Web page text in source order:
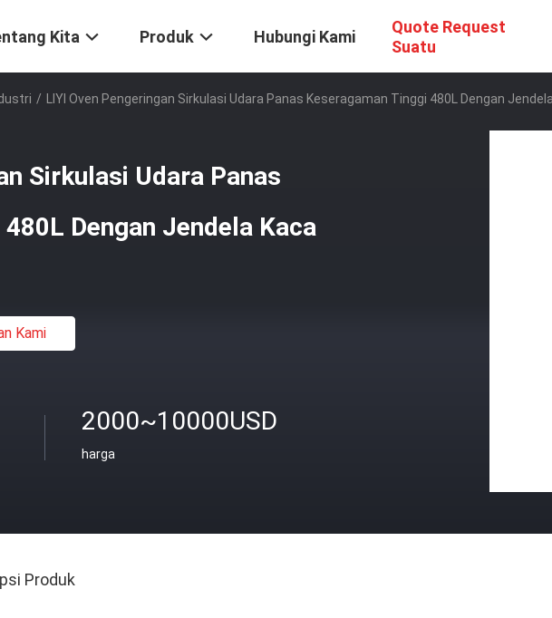
Kita Produk Hubungi Kami
Quote Request
Suatu
/ LIYI Oven Pengeringan Sirkulasi Udara Panas Keseragaman Tinggi 480L Dengan
Sirkulasi Udara Panas
Dengan Jendela Kaca
Kami
2000~10000USD
harga
Produk